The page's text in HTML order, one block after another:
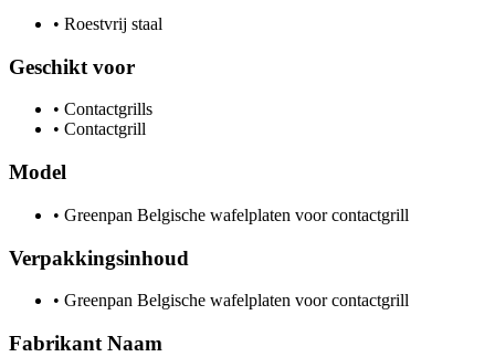
• Roestvrij staal
Geschikt voor
• Contactgrills
• Contactgrill
Model
• Greenpan Belgische wafelplaten voor contactgrill
Verpakkingsinhoud
• Greenpan Belgische wafelplaten voor contactgrill
Fabrikant Naam